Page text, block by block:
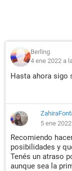
Berling
4 ene 2022 a
Hasta ahora sigo
5 ene
Recomiendo
posibilidades y
Tenés un atraso
aunque sea la